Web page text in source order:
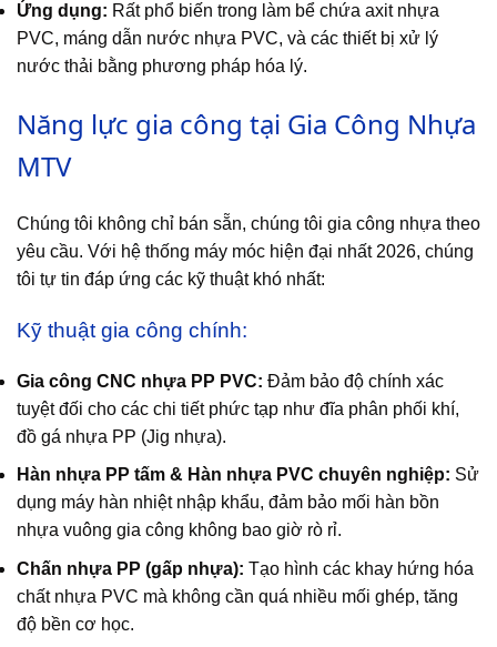
Ứng dụng: Rất phổ biến trong làm bể chứa axit nhựa
PVC, máng dẫn nước nhựa PVC, và các thiết bị xử lý
nước thải bằng phương pháp hóa lý.
Năng lực gia công tại Gia Công Nhựa
MTV
Chúng tôi không chỉ bán sẵn, chúng tôi gia công nhựa theo
yêu cầu. Với hệ thống máy móc hiện đại nhất 2026, chúng
tôi tự tin đáp ứng các kỹ thuật khó nhất:
Kỹ thuật gia công chính:
Gia công CNC nhựa PP PVC: Đảm bảo độ chính xác
tuyệt đối cho các chi tiết phức tạp như đĩa phân phối khí,
đồ gá nhựa PP (Jig nhựa).
Hàn nhựa PP tấm & Hàn nhựa PVC chuyên nghiệp: Sử
dụng máy hàn nhiệt nhập khẩu, đảm bảo mối hàn bồn
nhựa vuông gia công không bao giờ rò rỉ.
Chấn nhựa PP (gấp nhựa): Tạo hình các khay hứng hóa
chất nhựa PVC mà không cần quá nhiều mối ghép, tăng
độ bền cơ học.